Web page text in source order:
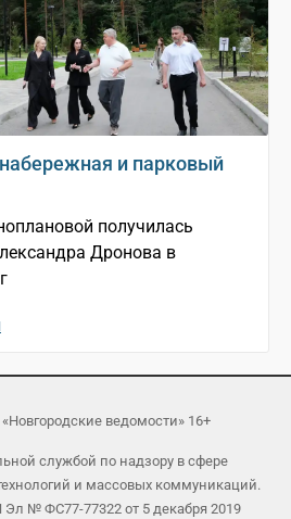
и парковый
получилась
Дронова в
ведомости» 16+
службой по надзору в сфере
и массовых коммуникаций.
№ ФС77-77322 от 5 декабря 2019